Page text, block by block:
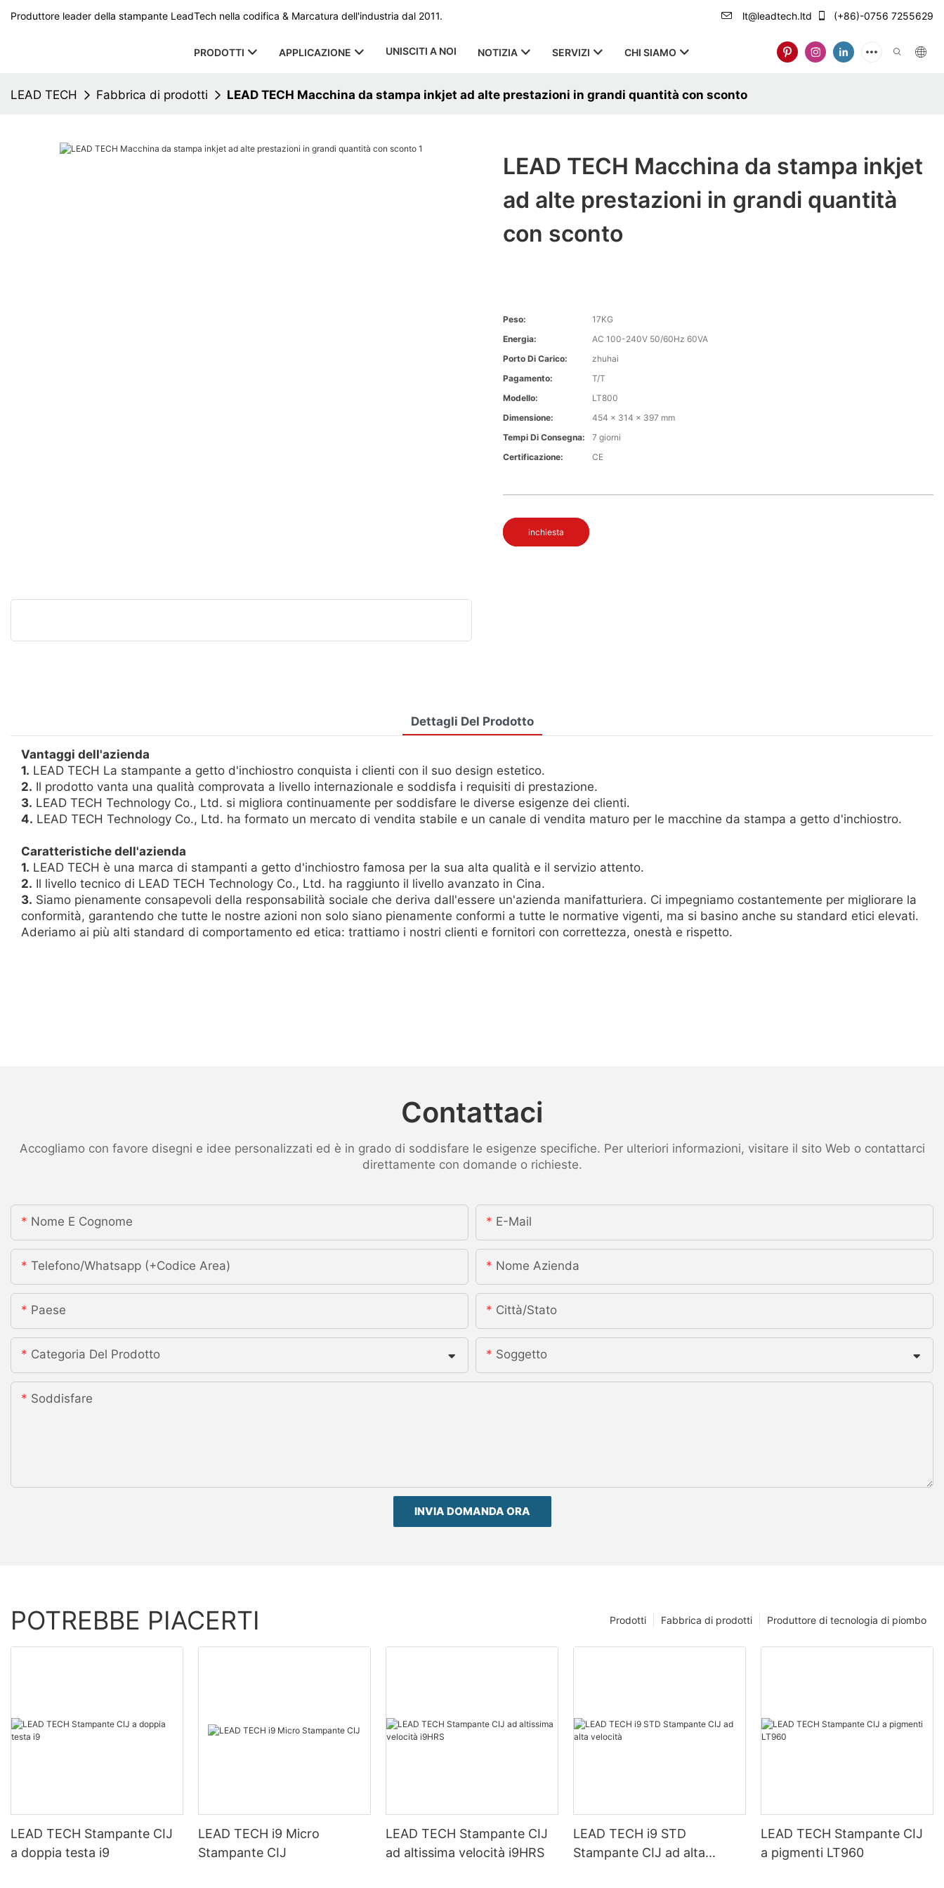
Produttore leader della stampante LeadTech nella codifica & Marcatura dell'industria dal 2011. lt@leadtech.ltd (+86)-0756 7255629
PRODOTTI APPLICAZIONE UNISCITI A NOI NOTIZIA SERVIZI CHI SIAMO
LEAD TECH Fabbrica di prodotti LEAD TECH Macchina da stampa inkjet ad alte prestazioni in grandi quantità con sconto
LEAD TECH Macchina da stampa inkjet
ad alte prestazioni in grandi quantità
con sconto
Peso:
17KG
Energia:
AC 100-240V 50/60Hz 60VA
Porto Di Carico:
zhuhai
Pagamento:
T/T
Modello:
LT800
Dimensione:
454 x 314 x 397 mm
Tempi Di Consegna:
7 giorni
Certificazione:
CE
inchiesta
Dettagli Del Prodotto
Vantaggi dell'azienda
1. LEAD TECH La stampante a getto d'inchiostro conquista i clienti con il suo design estetico.
2. Il prodotto vanta una qualità comprovata a livello internazionale e soddisfa i requisiti di prestazione.
3. LEAD TECH Technology Co., Ltd. si migliora continuamente per soddisfare le diverse esigenze dei clienti.
4. LEAD TECH Technology Co., Ltd. ha formato un mercato di vendita stabile e un canale di vendita maturo per le macchine da stampa a getto d'inchiostro.
Caratteristiche dell'azienda
1. LEAD TECH è una marca di stampanti a getto d'inchiostro famosa per la sua alta qualità e il servizio attento.
2. Il livello tecnico di LEAD TECH Technology Co., Ltd. ha raggiunto il livello avanzato in Cina.
3. Siamo pienamente consapevoli della responsabilità sociale che deriva dall'essere un'azienda manifatturiera. Ci impegniamo costantemente per migliorare la
conformità, garantendo che tutte le nostre azioni non solo siano pienamente conformi a tutte le normative vigenti, ma si basino anche su standard etici elevati.
Aderiamo ai più alti standard di comportamento ed etica: trattiamo i nostri clienti e fornitori con correttezza, onestà e rispetto.
Contattaci
Accogliamo con favore disegni e idee personalizzati ed è in grado di soddisfare le esigenze specifiche. Per ulteriori informazioni, visitare il sito Web o contattarci
direttamente con domande o richieste.
Nome E Cognome E-Mail
Telefono/whatsapp (+codice Area) Nome Azienda
Paese Città/stato
Categoria Del Prodotto Soggetto
Soddisfare
INVIA DOMANDA ORA
POTREBBE PIACERTI Produttore di tecnologia di piombo
Fabbrica di prodotti
Prodotti
LEAD TECH Stampante CIJ
a doppia testa i9
LEAD TECH i9 Micro
Stampante CIJ
LEAD TECH Stampante CIJ
ad altissima velocità i9HRS
LEAD TECH i9 STD
Stampante CIJ ad alta
LEAD TECH Stampante CIJ
a pigmenti LT960